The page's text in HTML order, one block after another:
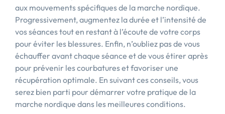
aux mouvements spécifiques de la marche nordique.
Progressivement, augmentez la durée et l’intensité de
vos séances tout en restant à l’écoute de votre corps
pour éviter les blessures. Enfin, n’oubliez pas de vous
échauffer avant chaque séance et de vous étirer après
pour prévenir les courbatures et favoriser une
récupération optimale. En suivant ces conseils, vous
serez bien parti pour démarrer votre pratique de la
marche nordique dans les meilleures conditions.